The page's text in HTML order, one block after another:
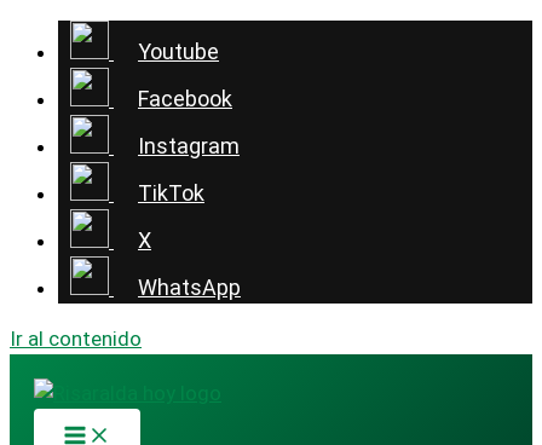
Youtube
Facebook
Instagram
TikTok
X
WhatsApp
Ir al contenido